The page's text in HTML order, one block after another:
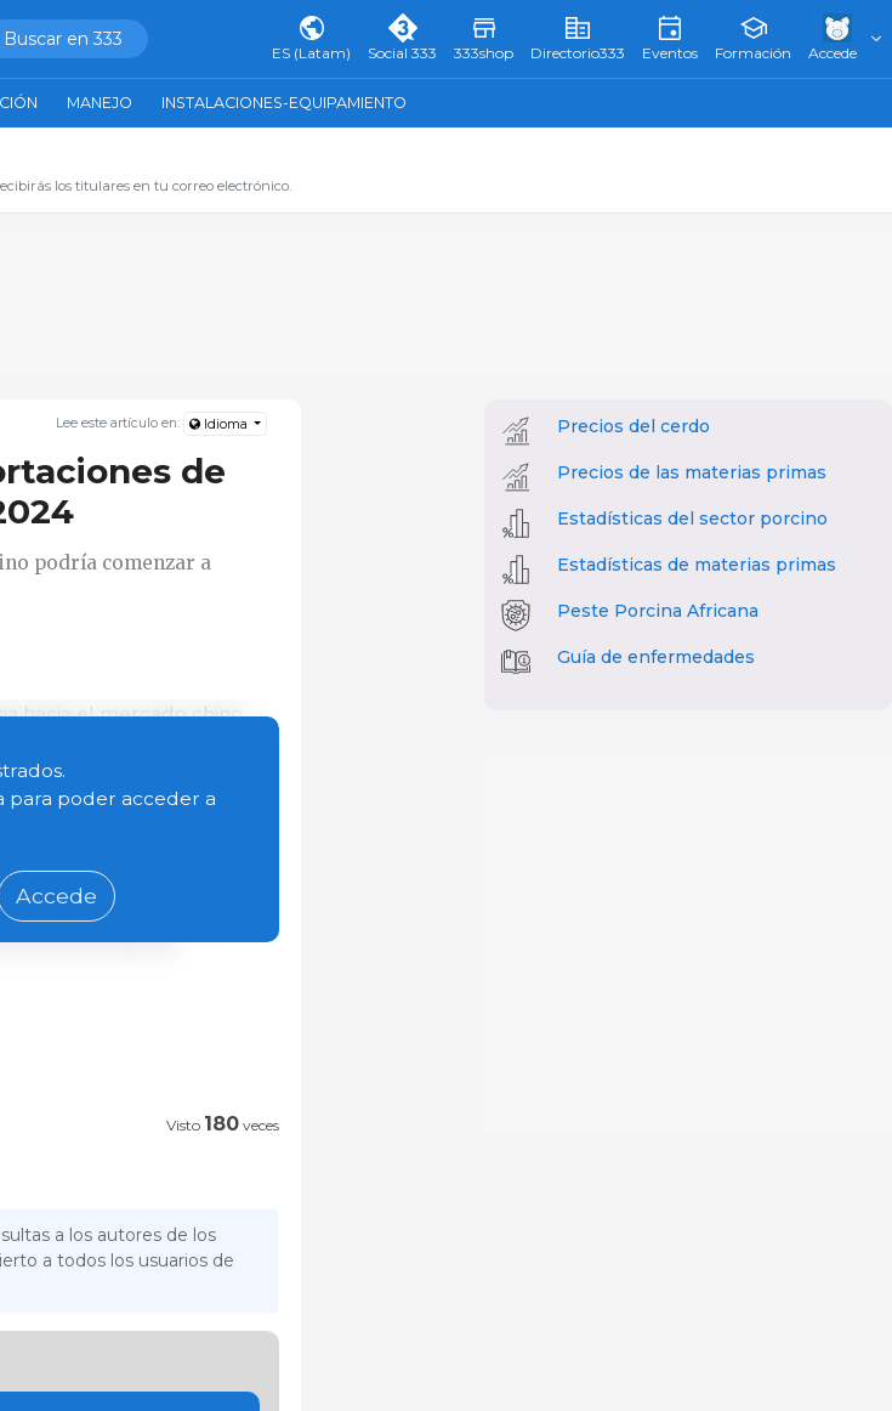
Buscar en 333
ES (Latam) Social 333 333shop Directorio333 Eventos Formación Accede
MANEJO INSTALACIONES-EQUIPAMIENTO
los titulares en tu correo electrónico.
Lee este artículo en: Idioma
de
podría comenzar a
hacia el mercado chino
en el VDNKh.
se le preguntó sobre la
en el marco de los
carne de cerdo se
para poder acceder a
Accede
Visto 180 veces
a los autores de los
a todos los usuarios de
Precios del cerdo
Precios de las materias primas
Estadísticas del sector porcino
Estadísticas de materias primas
Peste Porcina Africana
Guía de enfermedades